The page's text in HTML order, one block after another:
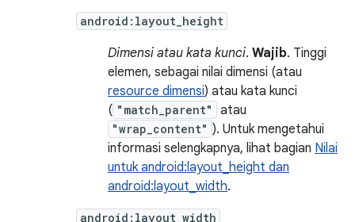
android:layout_height
Dimensi atau kata kunci. Wajib. Tinggi
elemen, sebagai nilai dimensi (atau
resource dimensi) atau kata kunci
( "match_parent" atau
"wrap_content" ). Untuk mengetahui
informasi selengkapnya, lihat bagian Nilai
untuk android:layout_height dan
android:layout_width.
android:layout_width